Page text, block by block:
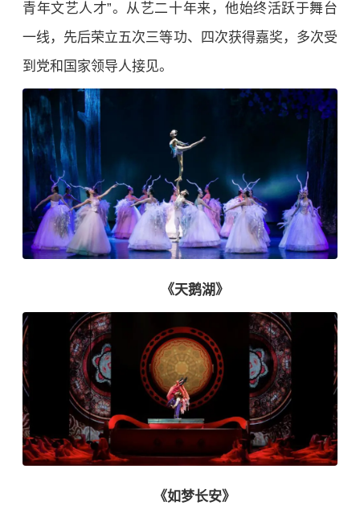
青年文艺人才”。从艺二十年来，他始终活跃于舞台
一线，先后荣立五次三等功、四次获得嘉奖，多次受
到党和国家领导人接见。
《天鹅湖》
《如梦长安》